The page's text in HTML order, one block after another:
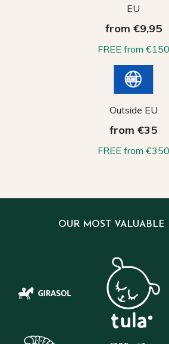
EU
from €9,95
FREE from €150
Outside EU
from €35
FREE from €350
OUR MOST VALUABLE